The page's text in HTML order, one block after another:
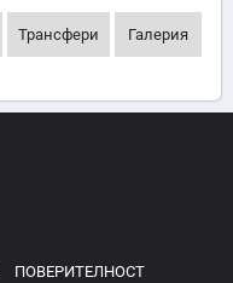
Трансфери Галерия
ПОВЕРИТЕЛНОСТ